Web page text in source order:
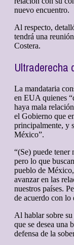
nuevo encuentro.
Al respecto,
tendrá una
Costera.
Ultraderecha
La mandataria
en EUA quienes
haya mala
el Gobierno que
principalmente, y
México”.
“(Se) puede tener
pero lo que
pueblo de
avanzar en las
nuestros países.
de acuerdo con lo
Al hablar sobre
que se desea una
defensa de la